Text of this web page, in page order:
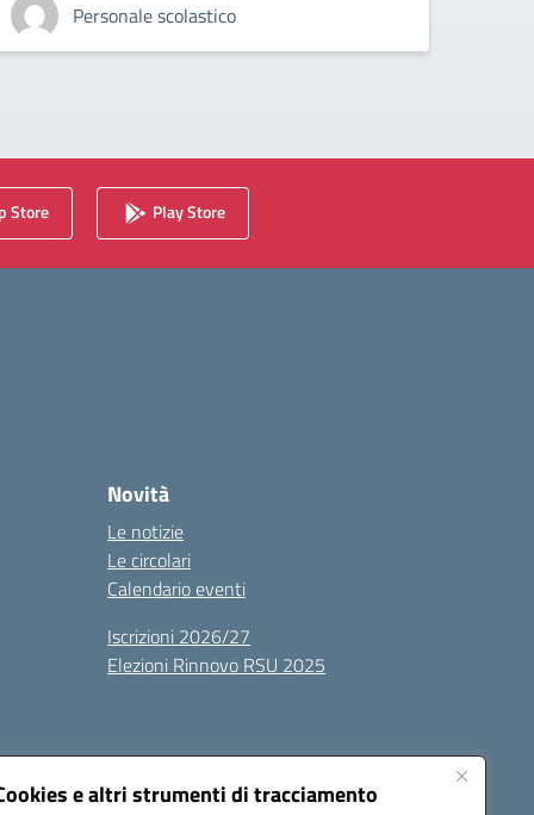
e altri strumenti di tracciamento
Personale scolastico
Store Play Store
Novità
Le notizie
Le circolari
Calendario eventi
Iscrizioni 2026/27
Elezioni Rinnovo RSU 2025